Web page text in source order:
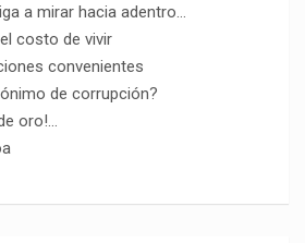
a mirar hacia adentro…
costo de vivir
convenientes
de corrupción?
oro!…